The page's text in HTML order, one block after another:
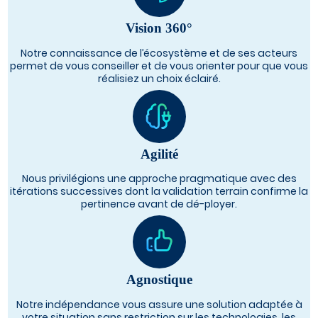
Vision 360°
Notre connaissance de l’écosystème et de ses acteurs
permet de vous conseiller et de vous orienter pour que vous
réalisiez un choix éclairé.
Agilité
Nous privilégions une approche pragmatique avec des
itérations successives dont la validation terrain confirme la
pertinence avant de dé-ployer.
Agnostique
Notre indépendance vous assure une solution adaptée à